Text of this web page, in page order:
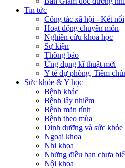
Tin tức
Công tác xã hội - Kết nối
Hoạt động chuyên môn
Nghiên cứu khoa học
Sự kiện
Thông báo
Ứng dụng kĩ thuật mới
Y tế dự phòng, Tiêm
Sức khỏe & Y học
Bệnh khác
Bệnh lây nhiễm
Bệnh mãn tính
Bệnh theo mùa
Dinh dưỡng và sức khỏe
Ngoại khoa
Nhi khoa
Những điều bạn chưa
Nội khoa